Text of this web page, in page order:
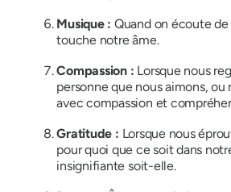
Musique : Quand on écoute
touche notre âme.
Compassion : Lorsque nous
personne que nous aimons,
avec compassion et
Gratitude : Lorsque nous
pour quoi que ce soit dans
insignifiante soit-elle.